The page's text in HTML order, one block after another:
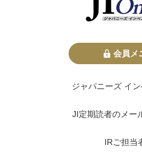
会員メ
ジャパニーズ イ
JI定期読者のメー
IRご担当